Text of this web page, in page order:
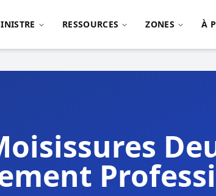
RESSOURCES ZONES À